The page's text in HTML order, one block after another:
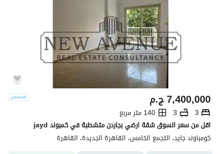
ج.م7,400,000
3
3
140 متر مربع
اقل من سعر السوق شقة ارضي بجاردن متشطبة في كمبوند jayd
كومباوند جايد، التجمع الخامس، القاهرة الجديدة، القاهرة